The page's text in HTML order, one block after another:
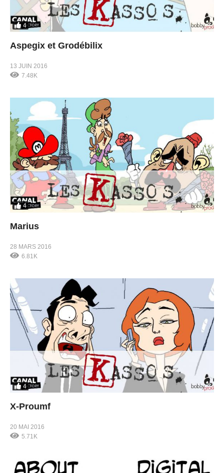
4
Aspegix et Grodébilix
13 JUIN 2016
7.48K
4
Marius
28 MARS 2016
6.81K
4
X-Proumf
20 MAI 2016
5.71K